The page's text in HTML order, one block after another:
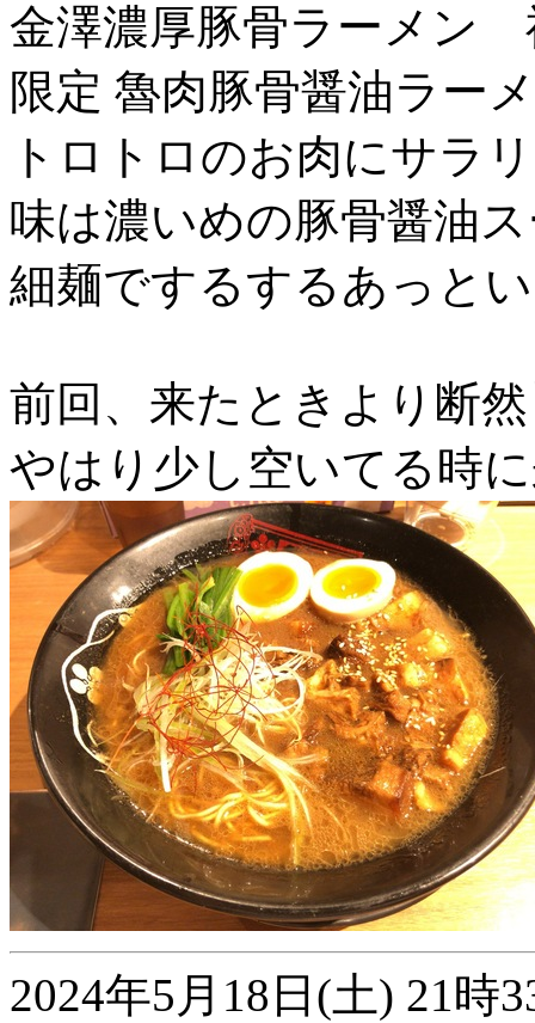
金澤濃厚豚骨ラーメン
限定 魯肉豚骨醤油ラー
トロトロのお肉にサラ
味は濃いめの豚骨醤油
細麺でするするあっと
前回、来たときより断
やはり少し空いてる時
2024年5月18日(土) 21時